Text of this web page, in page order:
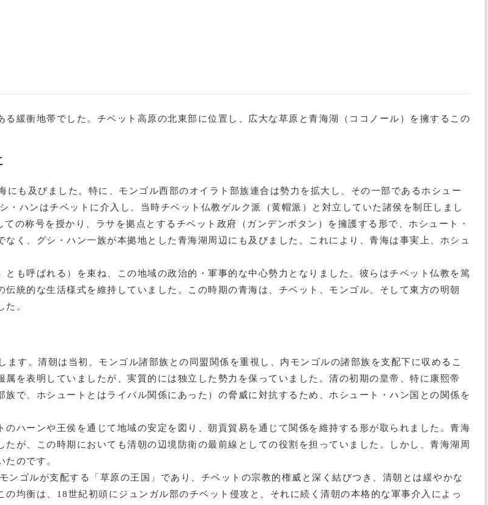
緩衝地帯でした。チベット高原の北東部に位置し、広大な草原と青海湖（ココノール）を擁するこの
も及びました。特に、モンゴル西部のオイラト部族連合は勢力を拡大し、その一部であるホシュー
・ハンはチベットに介入し、当時チベット仏教ゲルク派（黄帽派）と対立していた諸侯を制圧しまし
の称号を授かり、ラサを拠点とするチベット政府（ガンデンポタン）を擁護する形で、ホシュート・
く、グシ・ハン一族が本拠地とした青海湖周辺にも及びました。これにより、青海は事実上、ホシュ
も呼ばれる）を束ね、この地域の政治的・軍事的な中心勢力となりました。彼らはチベット仏教を篤
統的な生活様式を維持していました。この時期の青海は、チベット、モンゴル、そして東方の明朝
。
す。清朝は当初、モンゴル諸部族との同盟関係を重視し、内モンゴルの諸部族を支配下に収めるこ
を表明していましたが、実質的には独立した勢力を保っていました。清の初期の皇帝、特に康熙帝
で、ホシュートとはライバル関係にあった）の脅威に対抗するため、ホシュート・ハン国との関係を
ハーンや王侯を通じて地域の安定を図り、朝貢貿易を通じて関係を維持する形が取られました。青海
が、この時期においても清朝の辺境防衛の最前線としての役割を担っていました。しかし、青海湖周
のです。
ゴルが支配する「草原の王国」であり、チベットの宗教的権威と深く結びつき、清朝とは緩やかな
均衡は、18世紀初頭にジュンガル部のチベット侵攻と、それに続く清朝の本格的な軍事介入によっ